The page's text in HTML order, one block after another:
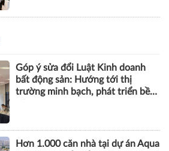
Góp ý sửa đổi Luật Kinh doanh
bất động sản: Hướng tới thị
trường minh bạch, phát triển bền
Hơn 1.000 căn nhà tại dự án Aqua